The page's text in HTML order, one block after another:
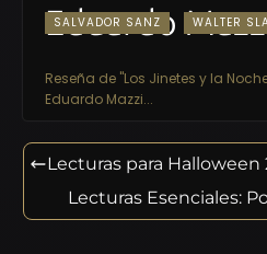
Eduardo
Reseña de "Los Jinetes y la
Eduardo Mazzi...
SALVADOR SANZ WALTER
Lecturas para Halloween
Lecturas Esenciales: